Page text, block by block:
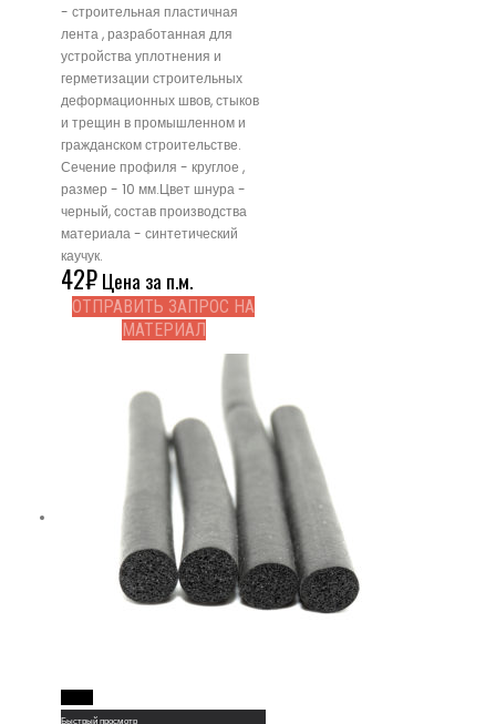
- строительная пластичная
лента , разработанная для
устройства уплотнения и
герметизации строительных
деформационных швов, стыков
и трещин в промышленном и
гражданском строительстве.
Сечение профиля - круглое ,
размер - 10 мм.Цвет шнура -
черный, состав производства
материала - синтетический
каучук.
42₽Цена за п.м.
ОТПРАВИТЬ ЗАПРОС НА
МАТЕРИАЛ
Быстрый просмотр